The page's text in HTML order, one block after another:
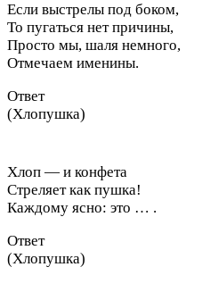
Если выстрелы под боком,
То пугаться нет причины,
Просто мы, шаля немного,
Отмечаем именины.
Ответ
(Хлопушка)
Хлоп — и конфета
Стреляет как пушка!
Каждому ясно: это … .
Ответ
(Хлопушка)